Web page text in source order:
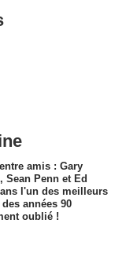
amis : Gary
Sean Penn et Ed
l'un des meilleurs
années 90
oublié !